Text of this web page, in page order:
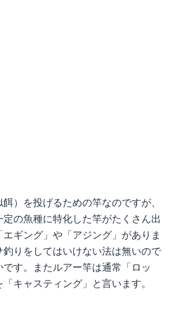
）を投げるための竿なのですが、
の魚種に特化した竿がたくさん出
ギング」や「アジング」がありま
りをしてはいけない法は無いので
す。またルアー竿は通常「ロッ
キャスティング」と言います。